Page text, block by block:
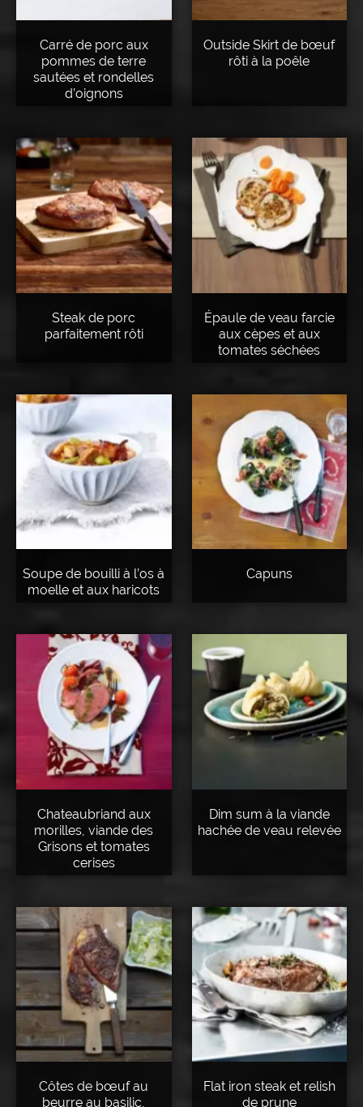
Carré de porc aux
pommes de terre
sautées et rondelles
d’oignons
Outside Skirt de bœuf
rôti à la poêle
Steak de porc
parfaitement rôti
Épaule de veau farcie
aux cèpes et aux
tomates séchées
Soupe de bouilli à l’os à
moelle et aux haricots
Capuns
Chateaubriand aux
morilles, viande des
Grisons et tomates
cerises
Dim sum à la viande
hachée de veau relevée
Côtes de bœuf au
beurre au basilic,
Flat iron steak et relish
de prune